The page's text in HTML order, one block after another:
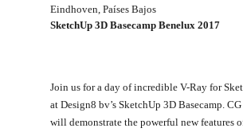
Eindhoven, Países Bajos
SketchUp 3D Basecamp Benelux 2017
Join us for a day of incredible V-Ray for
at Design8 bv’s SketchUp 3D Basecamp.
will demonstrate the powerful new features